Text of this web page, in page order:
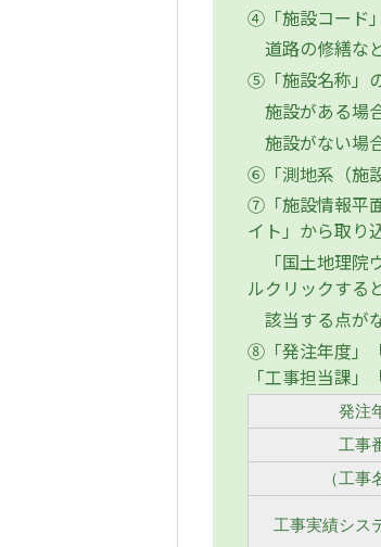
④「施設コード
道路の修繕な
⑤「施設名称」
施設がある場
施設がない場
⑥「測地系（施
⑦「施設情報平
イト」から取り
「国土地理院
ルクリックする
該当する点が
⑧「発注年度」
「工事担当課
発注
工事
（工事
工事実績シス